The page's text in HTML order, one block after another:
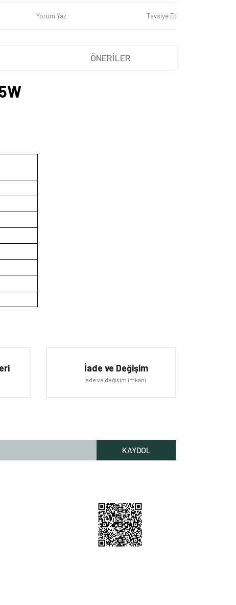
Yorum Yaz Tavsiye Et
ÖNERİLER
İade ve Değişim
İade ve değişim imkanı
KAYDOL